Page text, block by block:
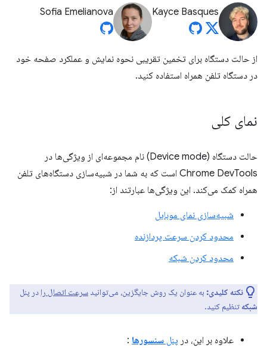
Kayce Basques
Sofia Emelianova
از حالت دستگاه برای تخمین تقریبی نحوه نمایش و عملکرد صفحه خود
در دستگاه تلفن همراه استفاده کنید.
نمای کلی
حالت دستگاه (Device mode) نام مجموعه‌ای از ویژگی‌ها در
Chrome DevTools است که به شما در شبیه‌سازی دستگاه‌های تلفن
همراه کمک می‌کند. این ویژگی‌ها عبارتند از:
شبیه‌سازی نمای موبایل
محدود کردن سرعت پردازنده
محدود کردن شبکه
نکته کلیدی: به عنوان یک روش جایگزین، می‌توانید سرعت اتصال را در پنل
شبکه تنظیم کنید.
علاوه بر این، در پنل سنسورها :